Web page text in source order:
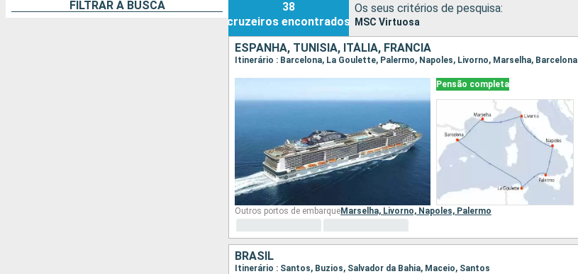
FILTRAR A BUSCA
38
cruzeiros encontrados
Os seus critérios de pesquisa:
MSC Virtuosa
ESPANHA, TUNÍSIA, ITÁLIA, FRANCIA
Itinerário : Barcelona, La Goulette, Palermo, Napoles, Livorno, Marselha, Barcelona
Pensão completa
Outros portos de embarqueMarselha, Livorno, Napoles, Palermo
BRASIL
Itinerário : Santos, Buzios, Salvador da Bahia, Maceio, Santos